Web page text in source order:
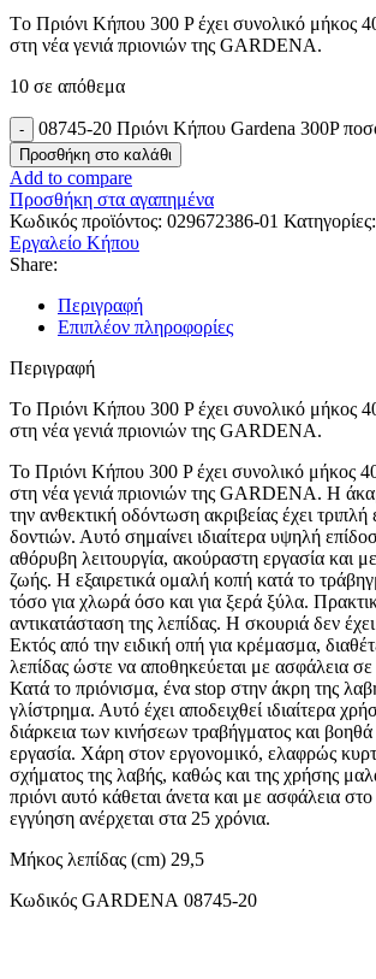
Tο Πριόνι Κήπου 300 P έχει συνολικό μήκος
στη νέα γενιά πριονιών της GARDENA.
10 σε απόθεμα
08745-20 Πριόνι Κήπου Gardena 300P
Προσθήκη στο καλάθι
Add to compare
Προσθήκη στα αγαπημένα
Κωδικός προϊόντος: 029672386-01 Κατηγορίες:
Εργαλείο Κήπου
Share:
Περιγραφή
Επιπλέον πληροφορίες
Περιγραφή
Tο Πριόνι Κήπου 300 P έχει συνολικό μήκος
στη νέα γενιά πριονιών της GARDENA.
Το Πριόνι Κήπου 300 P έχει συνολικό μήκος
στη νέα γενιά πριονιών της GARDENA. Η
την ανθεκτική οδόντωση ακριβείας έχει τριπλή
δοντιών. Αυτό σημαίνει ιδιαίτερα υψηλή
αθόρυβη λειτουργία, ακούραστη εργασία και
ζωής. Η εξαιρετικά ομαλή κοπή κατά το
τόσο για χλωρά όσο και για ξερά ξύλα.
αντικατάσταση της λεπίδας. Η σκουριά δεν
Εκτός από την ειδική οπή για κρέμασμα,
λεπίδας ώστε να αποθηκεύεται με ασφάλεια
Κατά το πριόνισμα, ένα stop στην άκρη της
γλίστρημα. Αυτό έχει αποδειχθεί ιδιαίτερα
διάρκεια των κινήσεων τραβήγματος και
εργασία. Χάρη στον εργονομικό, ελαφρώς
σχήματος της λαβής, καθώς και της χρήσης
πριόνι αυτό κάθεται άνετα και με ασφάλεια
εγγύηση ανέρχεται στα 25 χρόνια.
Μήκος λεπίδας (cm) 29,5
Κωδικός GARDENA 08745-20